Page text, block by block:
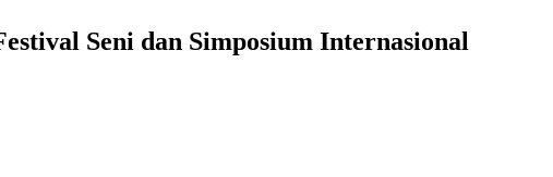
Seni dan Simposium Internasional